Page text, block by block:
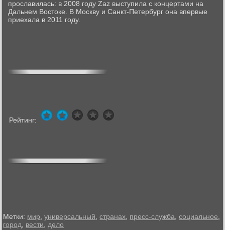
прославилась: в 2008 году Zaz выступила с концертами на
Дальнем Востоке. В Москву и Санкт-Петербург она впервые
приехала в 2011 году.
Рейтинг:
Метки: мир ,универсальный ,странах пресс-служба ,социальное
город
вести дело